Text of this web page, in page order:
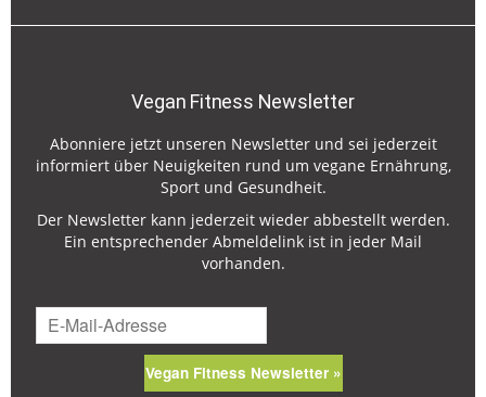
Vegan Fitness Newsletter
Abonniere jetzt unseren Newsletter und sei jederzeit
informiert über Neuigkeiten rund um vegane Ernährung,
Sport und Gesundheit.
Der Newsletter kann jederzeit wieder abbestellt werden.
Ein entsprechender Abmeldelink ist in jeder Mail
vorhanden.
Vegan Fitness Newsletter »